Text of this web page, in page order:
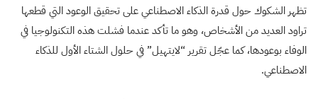
تظهر الشكوك حول قدرة الذكاء الاصطناعي على تحقيق الوعود التي قطعها
تراود العديد من الأشخاص، وهو ما تأكد عندما فشلت هذه التكنولوجيا في
الوفاء بوعودها، كما عجّل تقرير “لايتهيل” في حلول الشتاء الأول للذكاء
الاصطناعي.